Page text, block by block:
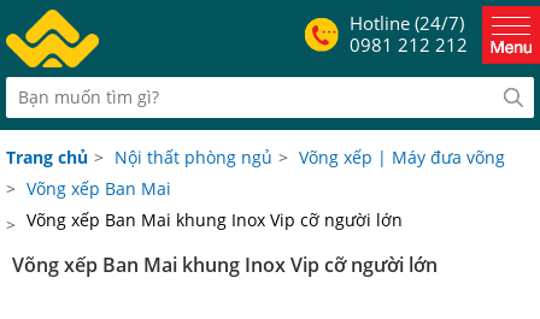
Hotline (24/7)
0981 212 212
Trang chủ > Nội thất phòng ngủ > Võng xếp | Máy đưa võng
> Võng xếp Ban Mai
> Võng xếp Ban Mai khung Inox Vip cỡ người lớn
Võng xếp Ban Mai khung Inox Vip cỡ người lớn